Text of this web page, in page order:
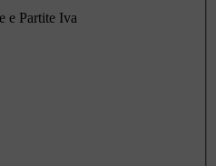
e Partite Iva